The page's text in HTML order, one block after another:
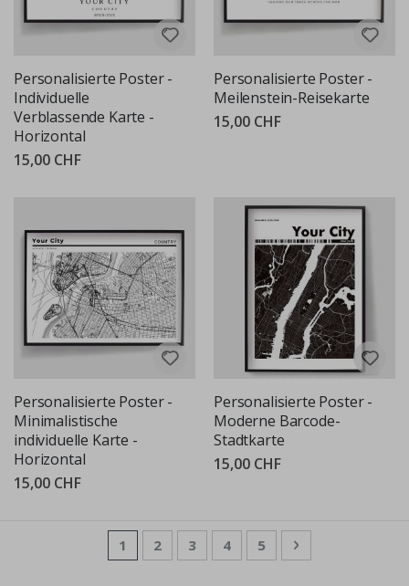
Personalisierte Poster -
Individuelle
Verblassende Karte -
Horizontal
15,00 CHF
Personalisierte Poster -
Meilenstein-Reisekarte
15,00 CHF
Personalisierte Poster -
Minimalistische
individuelle Karte -
Horizontal
15,00 CHF
Personalisierte Poster -
Moderne Barcode-
Stadtkarte
15,00 CHF
Seite
Sie lesen gerade die Seite
1 Seite
2 Seite
3 Seite
4 Seite
5 Seite
Weiter